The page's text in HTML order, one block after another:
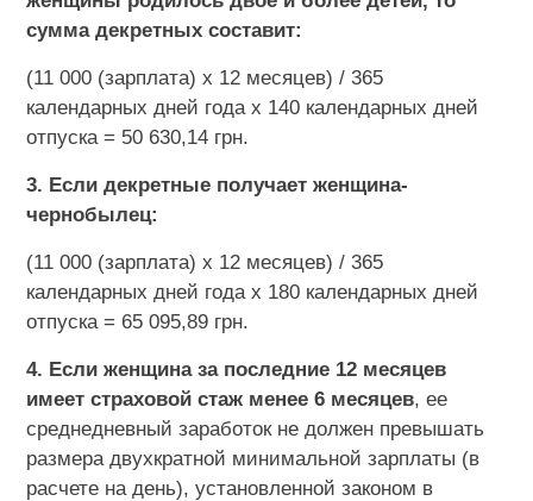
сумма декретных составит:
(11 000 (зарплата) х 12 месяцев) / 365
календарных дней года х 140 календарных дней
отпуска = 50 630,14 грн.
3. Если декретные получает женщина-
чернобылец:
(11 000 (зарплата) х 12 месяцев) / 365
календарных дней года х 180 календарных дней
отпуска = 65 095,89 грн.
4. Если женщина за последние 12 месяцев
имеет страховой стаж менее 6 месяцев, ее
среднедневный заработок не должен превышать
размера двухкратной минимальной зарплаты (в
расчете на день), установленной законом в